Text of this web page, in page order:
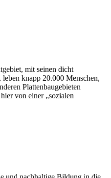
mit seinen dicht
leben knapp 20.000 Menschen,
Plattenbaugebieten
von einer „sozialen